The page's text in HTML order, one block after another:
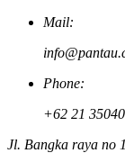
Mail:
Phone:
+62 21
Jl. Bangka raya no